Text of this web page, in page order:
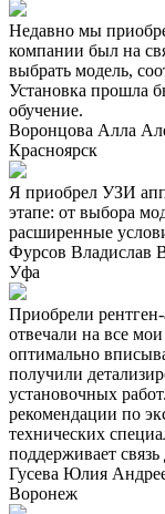
Недавно мы
компании был на
выбрать модель,
Установка прошла
обучение.
Воронцова Алла
Красноярск
Я приобрел УЗИ
этапе: от выбора
расширенные
Фурсов Владислав
Уфа
Приобрели
отвечали на все
оптимально
получили
установочных
рекомендации по
технических
поддерживает
Гусева Юлия
Воронеж